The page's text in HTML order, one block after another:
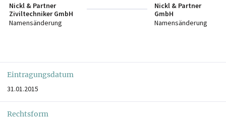
Nickl & Partner
Ziviltechniker GmbH
Namensänderung
Nickl & Partner
GmbH
Namensänderung
Eintragungsdatum
31.01.2015
Rechtsform